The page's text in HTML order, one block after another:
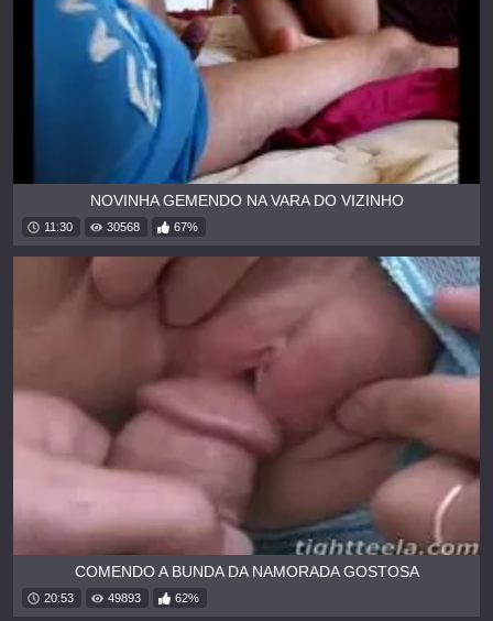
NOVINHA GEMENDO NA VARA DO VIZINHO
11:30 30568 67%
COMENDO A BUNDA DA NAMORADA GOSTOSA
20:53 49893 62%